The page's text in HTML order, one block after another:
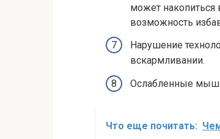
может накопиться
возможность
Нарушение
вскармливании.
Ослабленные
Что еще почитать: